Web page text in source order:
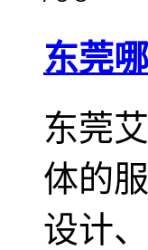
东莞
东莞
体的
设计